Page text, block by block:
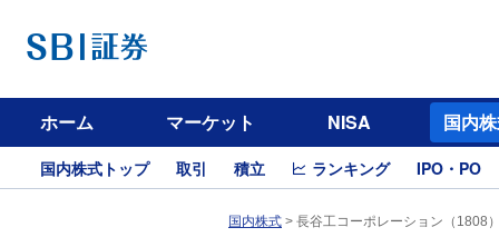
ホーム マーケット NISA 国内
国内株式トップ 取引 積立 ランキング IPO・PO
国内株式 > 長谷工コーポレーション（1808